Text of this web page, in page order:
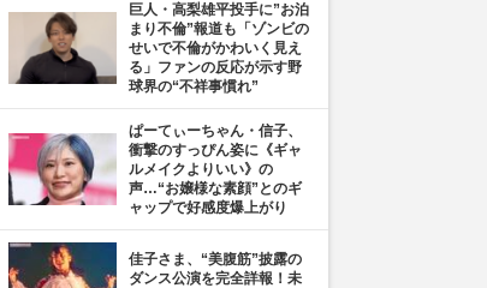
巨人・高梨雄平投手に”お泊
まり不倫”報道も「ゾンビの
せいで不倫がかわいく見え
る」ファンの反応が示す野
球界の“不祥事慣れ”
ぱーてぃーちゃん・信子、
衝撃のすっぴん姿に《ギャ
ルメイクよりいい》の
声…“お嬢様な素顔”とのギ
ャップで好感度爆上がり
佳子さま、“美腹筋”披露の
ダンス公演を完全詳報！未